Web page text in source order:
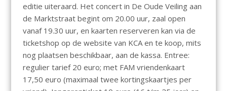
editie uiteraard. Het concert in De Oude Veiling aan
de Marktstraat begint om 20.00 uur, zaal open
vanaf 19.30 uur, en kaarten reserveren kan via de
ticketshop op de website van KCA en te koop, mits
nog plaatsen beschikbaar, aan de kassa. Entree:
regulier tarief 20 euro; met FAM vriendenkaart
17,50 euro (maximaal twee kortingskaartjes per